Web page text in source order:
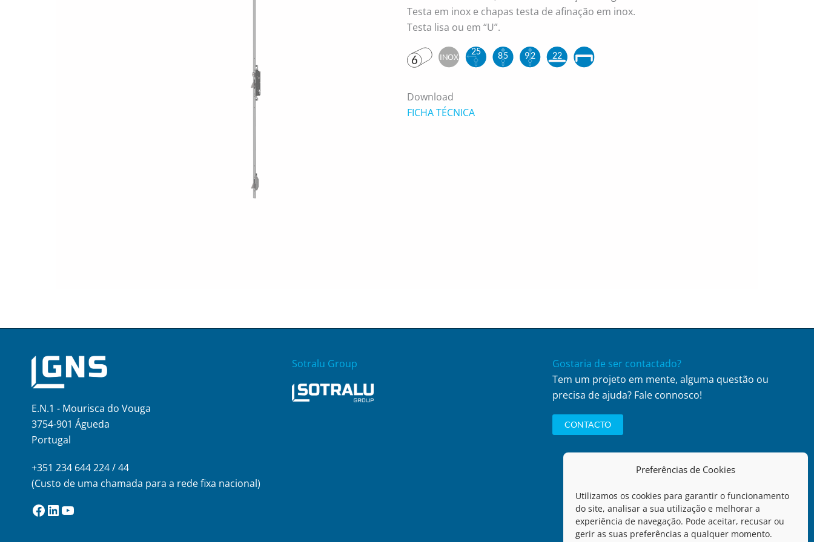
Preferências de Cookies
Utilizamos os cookies para garantir o funcionamento
do site, analisar a sua utilização e melhorar a
experiência de navegação. Pode aceitar, recusar ou
gerir as suas preferências a qualquer momento.
Testa em inox e chapas testa de afinação em inox.
Testa lisa ou em “U”.
Download
FICHA TÉCNICA
E.N.1 - Mourisca do Vouga
3754-901 Águeda
Portugal
+351 234 644 224 / 44
(Custo de uma chamada para a rede fixa nacional)
Facebook
LinkedIn
YouTube
Sotralu Group
Gostaria de ser contactado?
Tem um projeto em mente, alguma questão ou
precisa de ajuda? Fale connosco!
CONTACTO